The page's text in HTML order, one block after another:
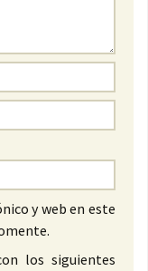
y web en este
los siguientes